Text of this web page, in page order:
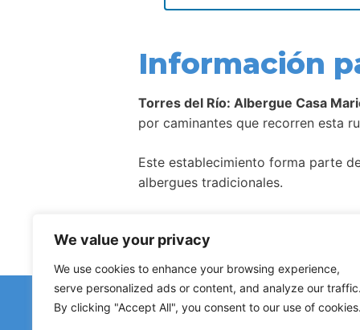
We value your privacy
We use cookies to enhance your browsing experience,
serve personalized ads or content, and analyze our
By clicking "Accept All", you consent to our use of
Información
Torres del Río: Albergue Casa
por caminantes que recorren esta
Este establecimiento forma parte
albergues tradicionales.